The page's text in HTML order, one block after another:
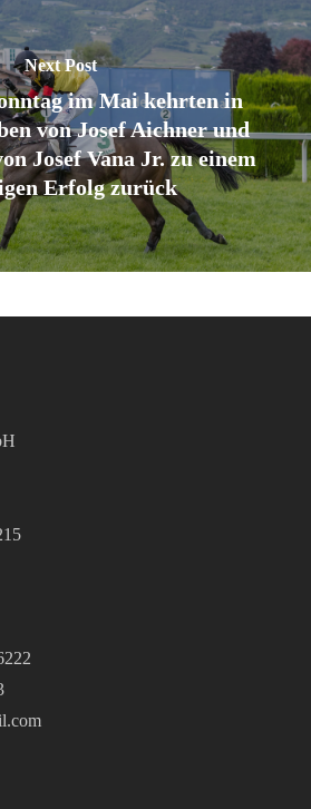
Next Post
im Mai kehrten in
von Josef Aichner und
Josef Vana Jr. zu einem
Erfolg zurück